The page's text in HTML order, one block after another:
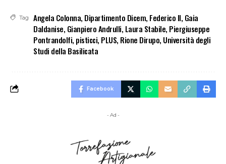
Tag Angela Colonna, Dipartimento Dicem, Federico II, Gaia
Daldanise, Gianpiero Andrulli, Laura Stabile, Piergiuseppe
Pontrandolfi, pisticci, PLUS, Rione Dirupo, Università degli
Studi della Basilicata
Facebook
- Ad -